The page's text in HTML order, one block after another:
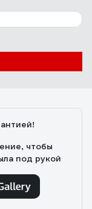
чтобы
под рукой